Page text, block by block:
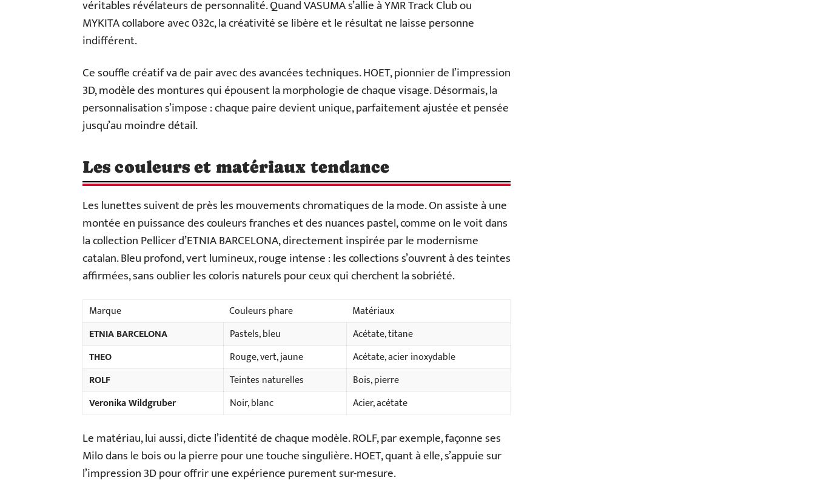
véritables révélateurs de personnalité. Quand VASUMA s’allie à YMR Track Club ou
MYKITA collabore avec 032c, la créativité se libère et le résultat ne laisse personne
indifférent.
Ce souffle créatif va de pair avec des avancées techniques. HOET, pionnier de l’impression
3D, modèle des montures qui épousent la morphologie de chaque visage. Désormais, la
personnalisation s’impose : chaque paire devient unique, parfaitement ajustée et pensée
jusqu’au moindre détail.
Les couleurs et matériaux tendance
Les lunettes suivent de près les mouvements chromatiques de la mode. On assiste à une
montée en puissance des couleurs franches et des nuances pastel, comme on le voit dans
la collection Pellicer d’ETNIA BARCELONA, directement inspirée par le modernisme
catalan. Bleu profond, vert lumineux, rouge intense : les collections s’ouvrent à des teintes
affirmées, sans oublier les coloris naturels pour ceux qui cherchent la sobriété.
Marque Couleurs phare
Matériaux
ETNIA BARCELONA
Pastels, bleu
Acétate, titane
THEO
Rouge, vert, jaune
Acétate, acier inoxydable
ROLF
Teintes naturelles
Bois, pierre
Veronika Wildgruber
Noir, blanc Acier, acétate
Le matériau, lui aussi, dicte l’identité de chaque modèle. ROLF, par exemple, façonne ses
Milo dans le bois ou la pierre pour une touche singulière. HOET, quant à elle, s’appuie sur
l’impression 3D pour offrir une expérience purement sur-mesure.